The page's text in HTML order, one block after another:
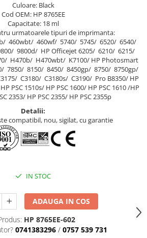
Culoare: Black
Cod OEM: HP 8765EE
Capacitate: 18 ml
urmatoarele tipuri de imprimanta:
460wbt/ 460wf/ 5740/ 5745/ 6520/ 6540/
9800d/ HP Officejet 6205/ 6210/ 6215/
H470b/ H470wbt/ K7100/ HP Photosmart
7850/ 8150/ 8450/ 8450gp/ 8750/ 8750gp/
C3180/ C3180s/ C3190/ Pro B8350/ HP
PSC 1510s/ HP PSC 1600/ HP PSC 1610 /HP
2353/ HP PSC 2355/ HP PSC 2355p
Detalii:
compatibil, nou, sigilat, cu garantie
IN STOC
ADAUGA IN COS
HP 8765EE-602
0741383296 / 0757 539 731